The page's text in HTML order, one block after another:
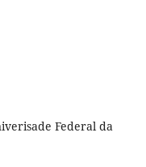
Federal da